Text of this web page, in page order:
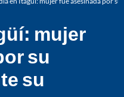
mujer
su
su